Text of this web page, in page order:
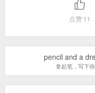
点赞11
pencil and a
拿起笔，写下